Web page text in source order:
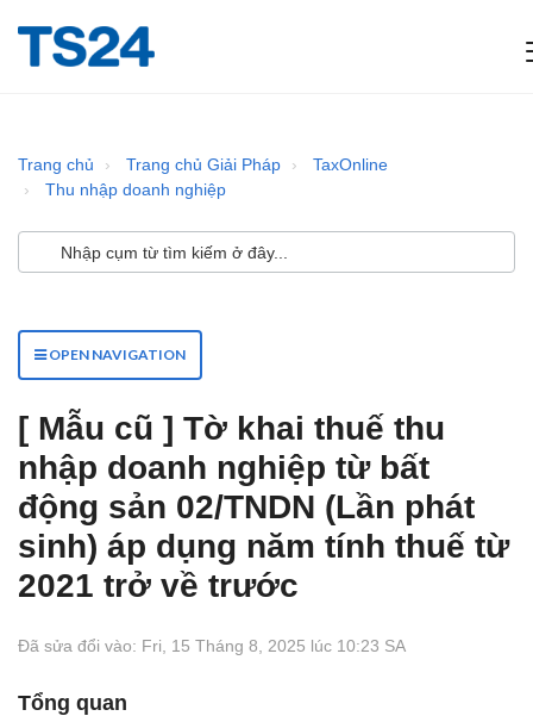
Trang chủ Trang chủ Giải Pháp
TaxOnline
Thu nhập doanh nghiệp
OPEN NAVIGATION
[ Mẫu cũ ] Tờ khai thuế thu
nhập doanh nghiệp từ bất
động sản 02/TNDN (Lần phát
sinh) áp dụng năm tính thuế từ
2021 trở về trước
Đã sửa đổi vào: Fri, 15 Tháng 8, 2025 lúc 10:23 SA
Tổng quan